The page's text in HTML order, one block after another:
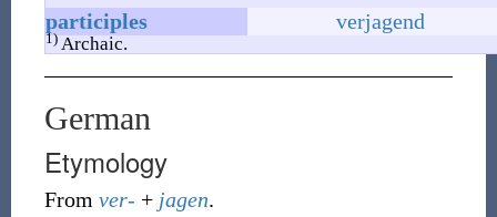
participles
verjagend
1)Archaic.
German
Etymology
From ver- + jagen.